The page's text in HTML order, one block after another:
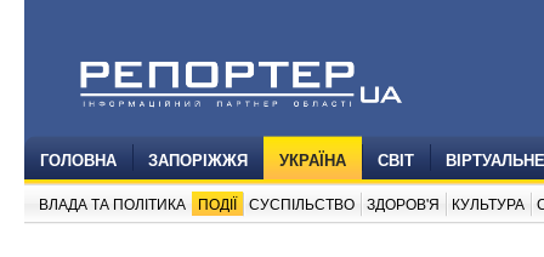
ГОЛОВНА ЗАПОРІЖЖЯ УКРАЇНА СВІТ
ВЛАДА ТА ПОЛІТИКА ПОДІЇ СУСПІЛЬСТВО ЗДОРОВ'Я КУЛЬТУРА